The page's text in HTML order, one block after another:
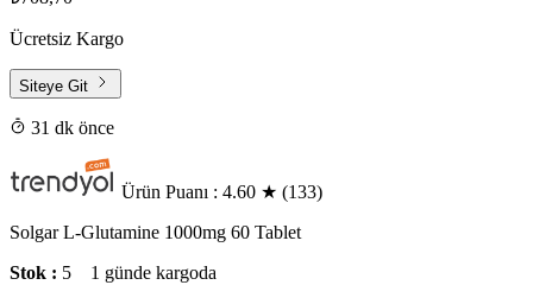
Ücretsiz Kargo
Siteye Git
31 dk önce
Ürün Puanı : 4.60 ★ (133)
Solgar L-Glutamine 1000mg 60 Tablet
Stok : 5 1 günde kargoda